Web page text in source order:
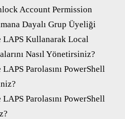
Account Permission
Dayalı Grup Üyeliği
Kullanarak Local
Nasıl Yönetirsiniz?
Parolasını PowerShell
Parolasını PowerShell